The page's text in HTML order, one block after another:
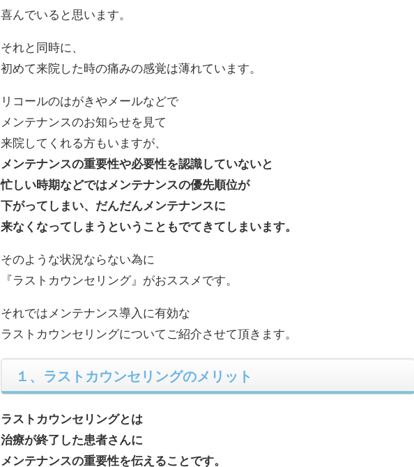
喜んでいると思います。
それと同時に、
初めて来院した時の痛みの感覚は薄れています。
リコールのはがきやメールなどで
メンテナンスのお知らせを見て
来院してくれる方もいますが、
メンテナンスの重要性や必要性を認識していないと
忙しい時期などではメンテナンスの優先順位が
下がってしまい、だんだんメンテナンスに
来なくなってしまうということもでてきてしまいます。
そのような状況ならない為に
『ラストカウンセリング』がおススメです。
それではメンテナンス導入に有効な
ラストカウンセリングについてご紹介させて頂きます。
１、ラストカウンセリングのメリット
ラストカウンセリングとは
治療が終了した患者さんに
メンテナンスの重要性を伝えることです。